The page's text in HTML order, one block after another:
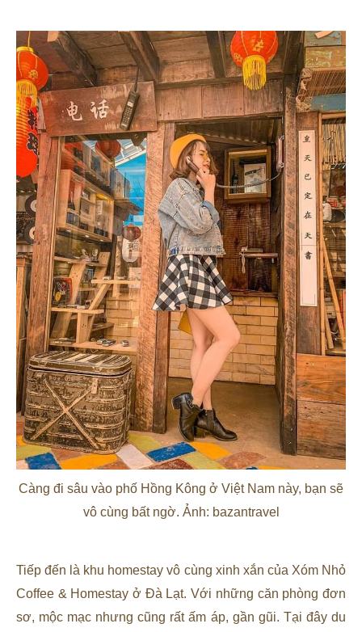
Càng đi sâu vào phố Hồng Kông ở Việt Nam này, bạn sẽ
vô cùng bất ngờ. Ảnh: bazantravel
Tiếp đến là khu homestay vô cùng xinh xắn của Xóm Nhỏ
Coffee & Homestay ở Đà Lạt. Với những căn phòng đơn
sơ, mộc mạc nhưng cũng rất ấm áp, gần gũi. Tại đây du